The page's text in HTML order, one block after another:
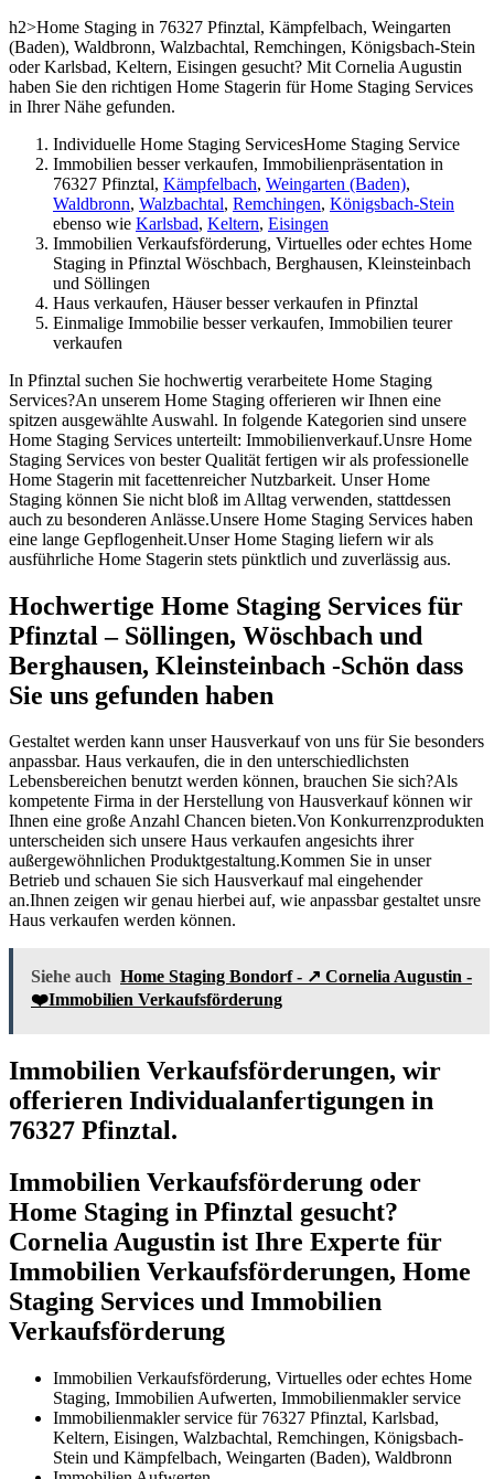
h2>Home Staging in 76327 Pfinztal, Kämpfelbach, Weingarten
(Baden), Waldbronn, Walzbachtal, Remchingen, Königsbach-Stein
oder Karlsbad, Keltern, Eisingen gesucht? Mit Cornelia Augustin
haben Sie den richtigen Home Stagerin für Home Staging Services
in Ihrer Nähe gefunden.
Individuelle Home Staging ServicesHome Staging Service
Immobilien besser verkaufen, Immobilienpräsentation in
76327 Pfinztal, Kämpfelbach, Weingarten (Baden),
Waldbronn, Walzbachtal, Remchingen, Königsbach-Stein
ebenso wie Karlsbad, Keltern, Eisingen
Immobilien Verkaufsförderung, Virtuelles oder echtes Home
Staging in Pfinztal Wöschbach, Berghausen, Kleinsteinbach
und Söllingen
Haus verkaufen, Häuser besser verkaufen in Pfinztal
Einmalige Immobilie besser verkaufen, Immobilien teurer
verkaufen
In Pfinztal suchen Sie hochwertig verarbeitete Home Staging
Services?An unserem Home Staging offerieren wir Ihnen eine
spitzen ausgewählte Auswahl. In folgende Kategorien sind unsere
Home Staging Services unterteilt: Immobilienverkauf.Unsre Home
Staging Services von bester Qualität fertigen wir als professionelle
Home Stagerin mit facettenreicher Nutzbarkeit. Unser Home
Staging können Sie nicht bloß im Alltag verwenden, stattdessen
auch zu besonderen Anlässe.Unsere Home Staging Services haben
eine lange Gepflogenheit.Unser Home Staging liefern wir als
ausführliche Home Stagerin stets pünktlich und zuverlässig aus.
Hochwertige Home Staging Services für
Pfinztal – Söllingen, Wöschbach und
Berghausen, Kleinsteinbach -Schön dass
Sie uns gefunden haben
Gestaltet werden kann unser Hausverkauf von uns für Sie besonders
anpassbar. Haus verkaufen, die in den unterschiedlichsten
Lebensbereichen benutzt werden können, brauchen Sie sich?Als
kompetente Firma in der Herstellung von Hausverkauf können wir
Ihnen eine große Anzahl Chancen bieten.Von Konkurrenzprodukten
unterscheiden sich unsere Haus verkaufen angesichts ihrer
außergewöhnlichen Produktgestaltung.Kommen Sie in unser
Betrieb und schauen Sie sich Hausverkauf mal eingehender
an.Ihnen zeigen wir genau hierbei auf, wie anpassbar gestaltet unsre
Haus verkaufen werden können.
Siehe auch Home Staging Bondorf - ↗️ Cornelia Augustin -
❤️Immobilien Verkaufsförderung
Immobilien Verkaufsförderungen, wir
offerieren Individualanfertigungen in
76327 Pfinztal.
Immobilien Verkaufsförderung oder
Home Staging in Pfinztal gesucht?
Cornelia Augustin ist Ihre Experte für
Immobilien Verkaufsförderungen, Home
Staging Services und Immobilien
Verkaufsförderung
Immobilien Verkaufsförderung, Virtuelles oder echtes Home
Staging, Immobilien Aufwerten, Immobilienmakler service
Immobilienmakler service für 76327 Pfinztal, Karlsbad,
Keltern, Eisingen, Walzbachtal, Remchingen, Königsbach-
Stein und Kämpfelbach, Weingarten (Baden), Waldbronn